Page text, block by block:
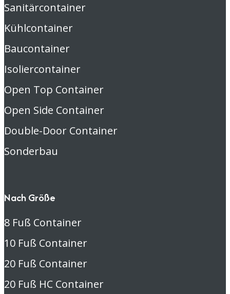
Sanitärcontainer
Kühlcontainer
Baucontainer
Isoliercontainer
Open Top Container
Open Side Container
Double-Door Container
Sonderbau
Nach Größe
8 Fuß Container
10 Fuß Container
20 Fuß Container
20 Fuß HC Container